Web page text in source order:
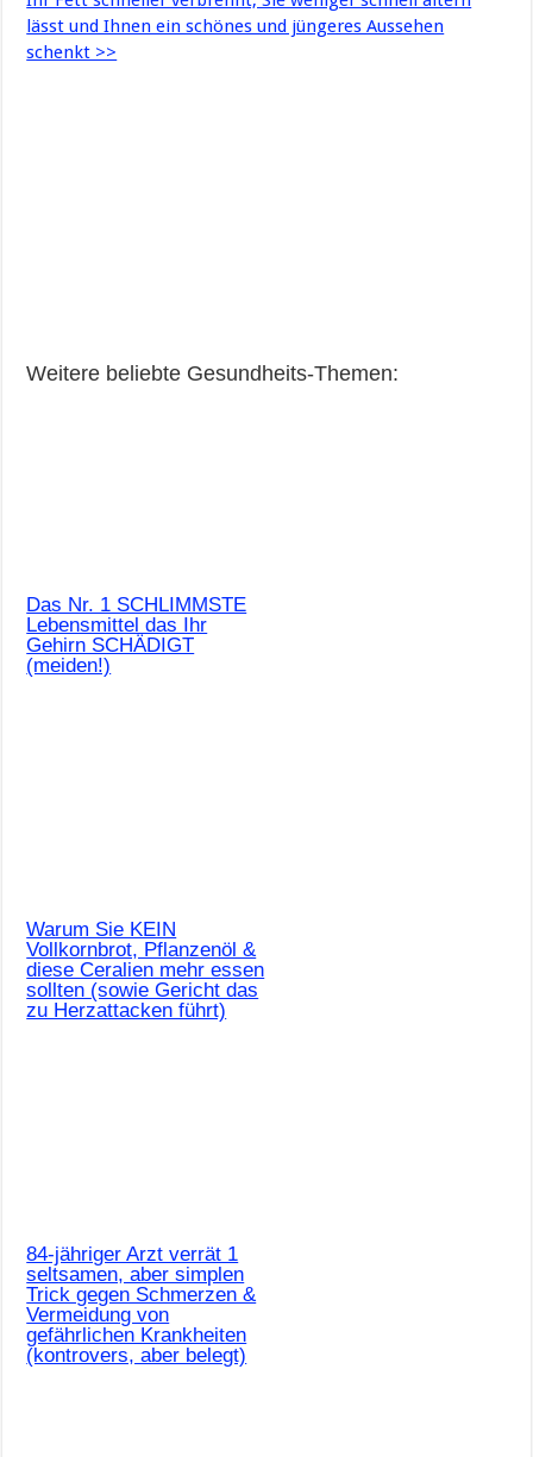
lässt und Ihnen ein schönes und jüngeres Aussehen
schenkt >>
Weitere beliebte Gesundheits-Themen:
Das Nr. 1 SCHLIMMSTE
Lebensmittel das Ihr
Gehirn SCHÄDIGT
(meiden!)
Warum Sie KEIN
Vollkornbrot, Pflanzenöl &
diese Ceralien mehr essen
sollten (sowie Gericht das
zu Herzattacken führt)
84-jähriger Arzt verrät 1
seltsamen, aber simplen
Trick gegen Schmerzen &
Vermeidung von
gefährlichen Krankheiten
(kontrovers, aber belegt)